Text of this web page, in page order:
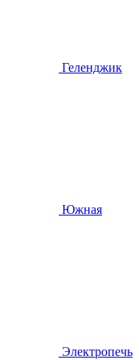
Геленджик
Южная
Электропечь